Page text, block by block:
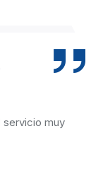
servicio muy